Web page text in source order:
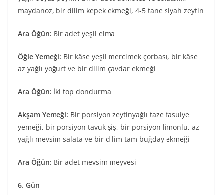
maydanoz, bir dilim kepek ekmeği, 4-5 tane siyah zeytin
Ara Öğün: Bir adet yeşil elma
Öğle Yemeği: Bir kâse yeşil mercimek çorbası, bir kâse
az yağlı yoğurt ve bir dilim çavdar ekmeği
Ara Öğün: İki top dondurma
Akşam Yemeği: Bir porsiyon zeytinyağlı taze fasulye
yemeği, bir porsiyon tavuk şiş, bir porsiyon limonlu, az
yağlı mevsim salata ve bir dilim tam buğday ekmeği
Ara Öğün: Bir adet mevsim meyvesi
6. Gün